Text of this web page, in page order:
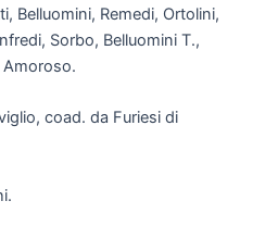
Belluomini, Remedi, Ortolini,
Sorbo, Belluomini T.,
Amoroso.
coad. da Furiesi di